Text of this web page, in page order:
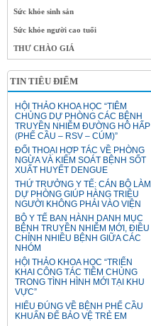
Sức khỏe sinh sản
Sức khỏe người cao tuổi
THƯ CHÀO GIÁ
TIN TIÊU ĐIỂM
HỘI THẢO KHOA HỌC “TIÊM
CHỦNG DỰ PHÒNG CÁC BỆNH
TRUYỀN NHIỄM ĐƯỜNG HÔ HẤP
(PHẾ CẦU – RSV – CÚM)”
ĐỐI THOẠI HỢP TÁC VỀ PHÒNG
NGỪA VÀ KIỂM SOÁT BỆNH SỐT
XUẤT HUYẾT DENGUE
THỨ TRƯỞNG Y TẾ: CÁN BỘ LÀM
DỰ PHÒNG GIÚP HÀNG TRIỆU
NGƯỜI KHÔNG PHẢI VÀO VIỆN
BỘ Y TẾ BAN HÀNH DANH MỤC
BỆNH TRUYỀN NHIỄM MỚI, ĐIỀU
CHỈNH NHIỀU BỆNH GIỮA CÁC
NHÓM
HỘI THẢO KHOA HỌC “TRIỂN
KHAI CÔNG TÁC TIÊM CHỦNG
TRONG TÌNH HÌNH MỚI TẠI KHU
VỰC”
HIỂU ĐÚNG VỀ BỆNH PHẾ CẦU
KHUẨN ĐỂ BẢO VỆ TRẺ EM